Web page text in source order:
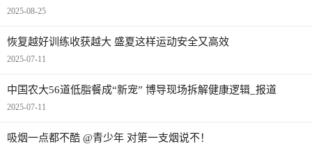
2025-08-25
恢复越好训练收获越大 盛夏这样运动安全又高效
2025-07-11
中国农大56道低脂餐成“新宠” 博导现场拆解健康逻辑_报道
2025-07-11
吸烟一点都不酷 @青少年 对第一支烟说不！